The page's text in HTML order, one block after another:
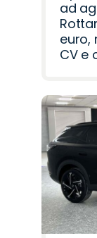
ad
euro,
CV e